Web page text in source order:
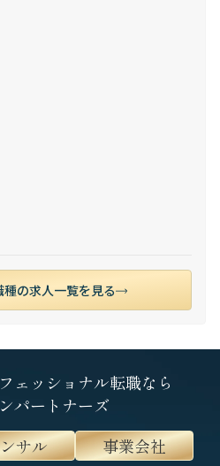
の求人一覧を見る
ェッショナル転職なら
パートナーズ
サル 事業会社